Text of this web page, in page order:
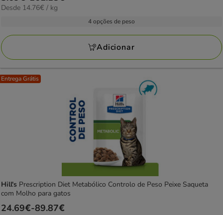
com
avaliações
de
161.18€
14.76€
Desde 14.76€ / kg
4 opções de peso
Adicionar
Entrega Grátis
Hill's Prescription Diet Metabólico Controlo de Peso Peixe Saqueta
com Molho para gatos
Preço
24.69€-89.87€